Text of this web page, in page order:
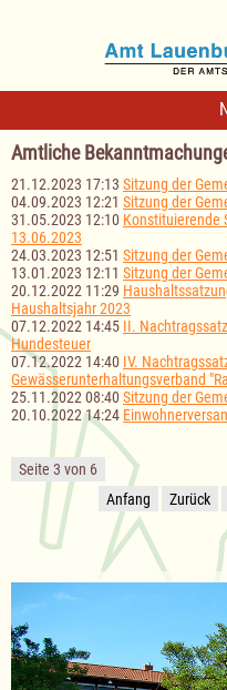
Amtliche
21.12.2023 17:13 Sitzung der
04.09.2023 12:21 Sitzung der
31.05.2023 12:10 Konstituierende
13.06.2023
24.03.2023 12:51 Sitzung der
13.01.2023 12:11 Sitzung der
20.12.2022 11:29
Haushaltsjahr 2023
07.12.2022 14:45 II.
Hundesteuer
07.12.2022 14:40 IV.
Gewässerunterhaltungsverband
25.11.2022 08:40 Sitzung der
20.10.2022 14:24
Seite 3 von 6
Anfang
Zurück